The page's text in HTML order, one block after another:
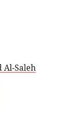
Al-Saleh